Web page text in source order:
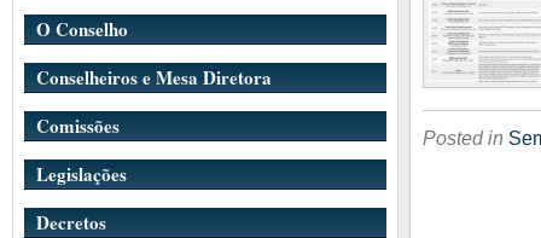
Posted in
O Conselho
Conselheiros e Mesa Diretora
Comissões
Legislações
Decretos